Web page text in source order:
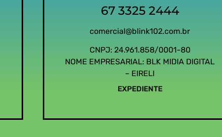
67 3325 2444
comercial@blink102.com.br
CNPJ: 24.961.858/0001-80
NOME EMPRESARIAL: BLK MIDIA DIGITAL
– EIRELI
EXPEDIENTE